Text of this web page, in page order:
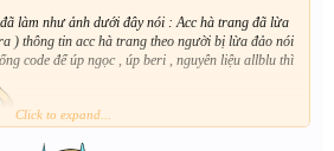
làm như ảnh dưới đây nói : Acc hà trang đã lừa
) thông tin acc hà trang theo người bị lừa đảo nói
code để úp ngọc , úp beri , nguyên liệu allblu thì
Click to expand...